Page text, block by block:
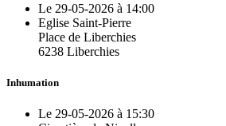
Le 29-05-2026 à 14:00
Eglise Saint-Pierre
Place de Liberchies
6238 Liberchies
Inhumation
Le 29-05-2026 à 15:30